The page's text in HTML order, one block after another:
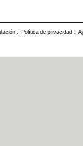
:: Política de privacidad ::